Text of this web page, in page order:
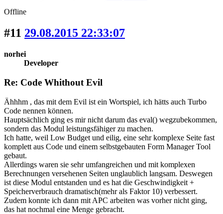
Offline
#11 29.08.2015 22:33:07
norhei
Developer
Re: Code Whithout Evil
Ähhhm , das mit dem Evil ist ein Wortspiel, ich hätts auch Turbo
Code nennen können.
Hauptsächlich ging es mir nicht darum das eval() wegzubekommen,
sondern das Modul leistungsfähiger zu machen.
Ich hatte, weil Low Budget und eilig, eine sehr komplexe Seite fast
komplett aus Code und einem selbstgebauten Form Manager Tool
gebaut.
Allerdings waren sie sehr umfangreichen und mit komplexen
Berechnungen versehenen Seiten unglaublich langsam. Deswegen
ist diese Modul entstanden und es hat die Geschwindigkeit +
Speicherverbrauch dramatisch(mehr als Faktor 10) verbessert.
Zudem konnte ich dann mit APC arbeiten was vorher nicht ging,
das hat nochmal eine Menge gebracht.